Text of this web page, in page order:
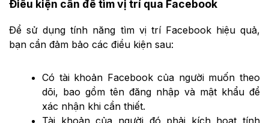
Điều kiện cần để tìm vị trí qua Facebook
Để sử dụng tính năng tìm vị trí Facebook hiệu quả,
bạn cần đảm bảo các điều kiện sau:
Có tài khoản Facebook của người muốn theo
dõi, bao gồm tên đăng nhập và mật khẩu để
xác nhận khi cần thiết.
Tài khoản của người đó phải kích hoạt tính